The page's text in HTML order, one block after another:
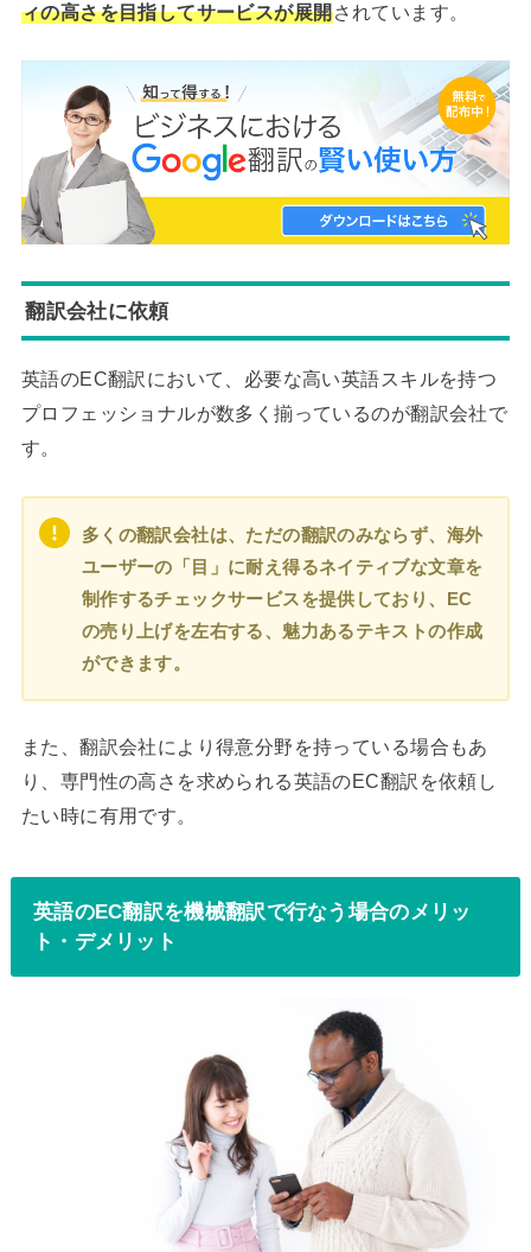
ィの高さを目指してサービスが展開されています。
翻訳会社に依頼
英語のEC翻訳において、必要な高い英語スキルを持つ
プロフェッショナルが数多く揃っているのが翻訳会社で
す。
多くの翻訳会社は、ただの翻訳のみならず、海外
ユーザーの「目」に耐え得るネイティブな文章を
制作するチェックサービスを提供しており、EC
の売り上げを左右する、魅力あるテキストの作成
ができます。
また、翻訳会社により得意分野を持っている場合もあ
り、専門性の高さを求められる英語のEC翻訳を依頼し
たい時に有用です。
英語のEC翻訳を機械翻訳で行なう場合のメリッ
ト・デメリット